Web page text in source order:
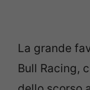
La grande
Bull Racing,